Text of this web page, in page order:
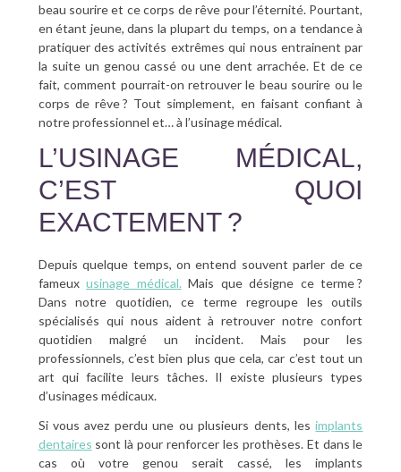
beau sourire et ce corps de rêve pour l’éternité. Pourtant,
en étant jeune, dans la plupart du temps, on a tendance à
pratiquer des activités extrêmes qui nous entrainent par
la suite un genou cassé ou une dent arrachée. Et de ce
fait, comment pourrait-on retrouver le beau sourire ou le
corps de rêve ? Tout simplement, en faisant confiant à
notre professionnel et… à l’usinage médical.
L’USINAGE MÉDICAL,
C’EST QUOI
EXACTEMENT ?
Depuis quelque temps, on entend souvent parler de ce
fameuxusinage médical. Mais que désigne ce terme ?
Dans notre quotidien, ce terme regroupe les outils
spécialisés qui nous aident à retrouver notre confort
quotidien malgré un incident. Mais pour les
professionnels, c’est bien plus que cela, car c’est tout un
art qui facilite leurs tâches. Il existe plusieurs types
d’usinages médicaux.
Si vous avez perdu une ou plusieurs dents, lesimplants
dentaires sont là pour renforcer les prothèses. Et dans le
cas où votre genou serait cassé, les implants